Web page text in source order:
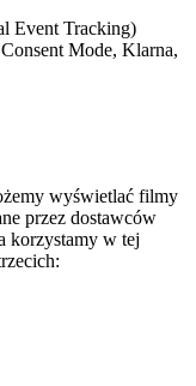
Event Tracking)
Mode, Klarna,
wyświetlać filmy
przez dostawców
korzystamy w tej